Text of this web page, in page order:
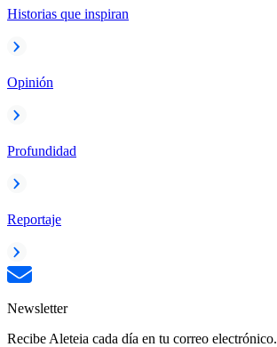
Historias que inspiran
Opinión
Profundidad
Reportaje
Newsletter
Recibe Aleteia cada día en tu correo electrónico.